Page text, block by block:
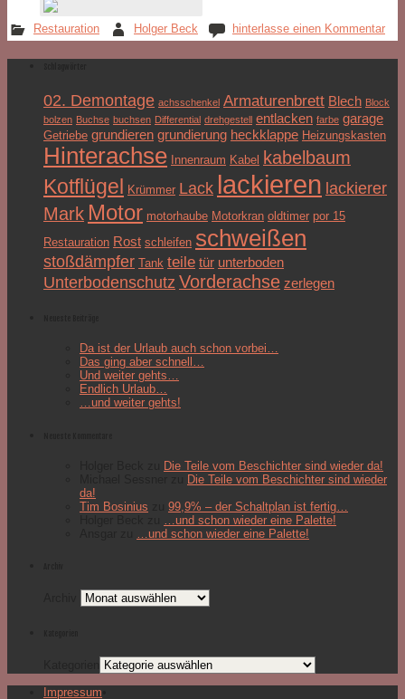
Restauration Holger Beck hinterlasse einen Kommentar
02. Demontage achsschenkel Armaturenbrett Blech Block
bolzen Buchse buchsen Differential drehgestell entlacken farbe garage
Getriebe grundieren grundierung heckklappe Heizungskasten
Hinterachse Innenraum Kabel kabelbaum
Kotflügel Krümmer Lack lackieren lackierer
Mark Motor motorhaube Motorkran oldtimer por 15
Restauration Rost schleifen schweißen
stoßdämpfer Tank teile tür unterboden
Unterbodenschutz Vorderachse zerlegen
Da ist der Urlaub auch schon vorbei…
Das ging aber schnell…
Und weiter gehts…
Endlich Urlaub…
…und weiter gehts!
Die Teile vom Beschichter sind wieder da!
Die Teile vom Beschichter sind wieder
da!
Tim Bosinius
99,9% – der Schaltplan ist fertig…
…und schon wieder eine Palette!
…und schon wieder eine Palette!
Impressum